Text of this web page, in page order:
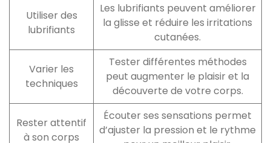
Utiliser des
lubrifiants
Les lubrifiants peuvent améliorer
la glisse et réduire les irritations
cutanées.
Varier les
techniques
Tester différentes méthodes
peut augmenter le plaisir et la
découverte de votre corps.
Rester attentif
à son corps
Écouter ses sensations permet
d’ajuster la pression et le rythme